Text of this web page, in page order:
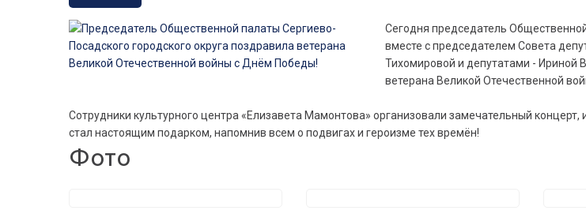
Сегодня председатель
вместе с председателем Совета
Тихомировой и депутатами - Ириной
ветерана Великой Отечественной
Сотрудники культурного центра «Елизавета Мамонтова» организовали замечательный
стал настоящим подарком, напомнив всем о подвигах и героизме тех времён!
Фото